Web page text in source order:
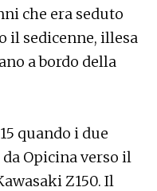
che era seduto
il sedicenne, illesa
a bordo della
quando i due
Opicina verso il
Z150. Il